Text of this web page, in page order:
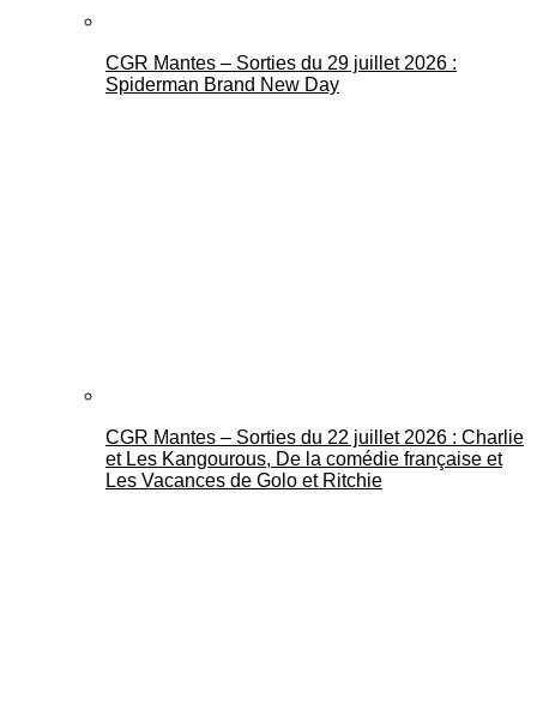
CGR Mantes – Sorties du 29 juillet 2026 :
Spiderman Brand New Day
CGR Mantes – Sorties du 22 juillet 2026 : Charlie
et Les Kangourous, De la comédie française et
Les Vacances de Golo et Ritchie